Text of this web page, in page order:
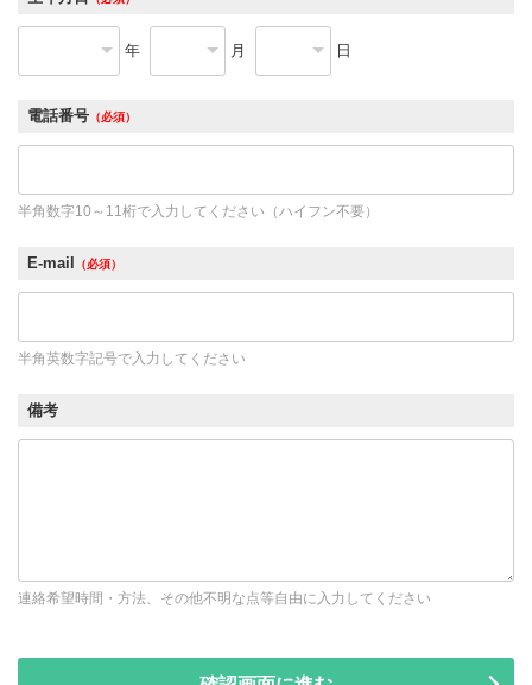
年 月 日
電話番号 （必須）
半角数字10～11桁で入力してください（ハイフン不要）
E-mail （必須）
半角英数字記号で入力してください
備考
連絡希望時間・方法、その他不明な点等自由に入力してください